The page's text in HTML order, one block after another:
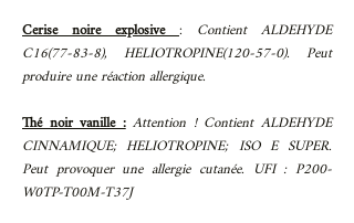
Cerise noire explosive: Contient ALDEHYDE
C16(77-83-8), HELIOTROPINE(120-57-0). Peut
produire une réaction allergique.
Thé noir vanille : Attention ! Contient ALDEHYDE
CINNAMIQUE; HELIOTROPINE; ISO E SUPER.
Peut provoquer une allergie cutanée. UFI : P200-
W0TP-T00M-T37J